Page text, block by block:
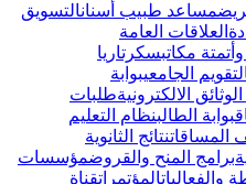
مساعد طبيب أسنانالتسويق
العلاقات العامة
وأتمتة مكاتبسكرتاريا
الجامعيبوابة
الالكترونيةطلبات
بوابة الطالبنظام التعليم
نتائج الثانوية
برامج المنح والقروضمؤسسات
والفعالياتالمؤتمراتقناة